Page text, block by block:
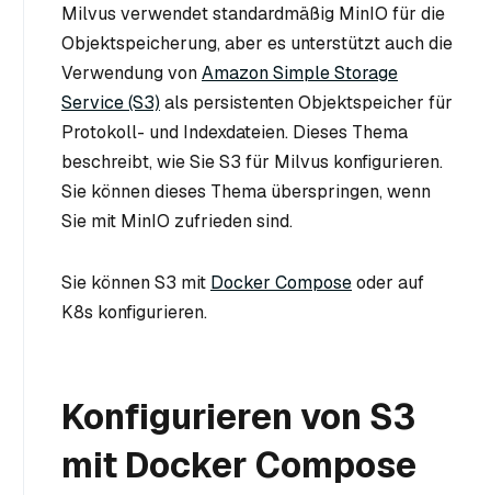
Milvus verwendet standardmäßig MinIO für die
Objektspeicherung, aber es unterstützt auch die
Verwendung vonAmazon Simple Storage
Service (S3) als persistenten Objektspeicher für
Protokoll- und Indexdateien. Dieses Thema
beschreibt, wie Sie S3 für Milvus konfigurieren.
Sie können dieses Thema überspringen, wenn
Sie mit MinIO zufrieden sind.
Sie können S3 mit Docker Composeoder auf
K8s konfigurieren.
Konfigurieren von S3
mit Docker Compose